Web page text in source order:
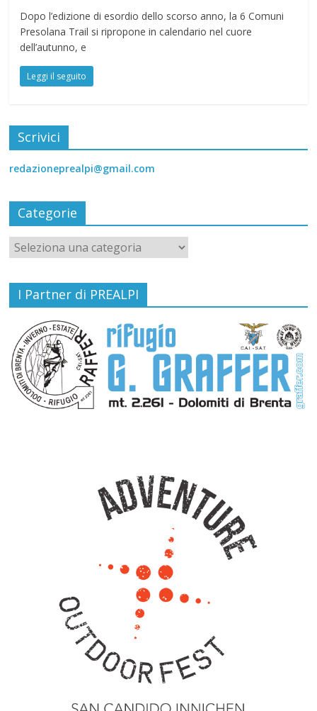
Dopo l’edizione di esordio dello scorso anno, la 6 Comuni
Presolana Trail si ripropone in calendario nel cuore
dell’autunno, e
Leggi il seguito
Scrivici
redazioneprealpi@gmail.com
Categorie
I Partner di PREALPI